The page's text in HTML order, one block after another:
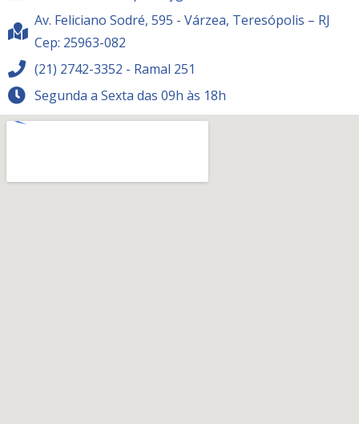
Av. Feliciano Sodré, 595 - Várzea, Teresópolis – RJ
Cep: 25963-082
(21) 2742-3352 - Ramal 251
Segunda a Sexta das 09h às 18h